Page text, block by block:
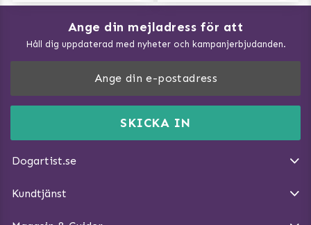
Ange din mejladress för att
Håll dig uppdaterad med nyheter och kampanjerbjudanden.
SKICKA IN
Dogartist.se
DogArtist.se drivs av:
E-post:info@dogartist.se
Kundtjänst
Ångra Köp
Vad kan hundar äta?
Träna Nose Work hemma
Så gör du promenaden roligare